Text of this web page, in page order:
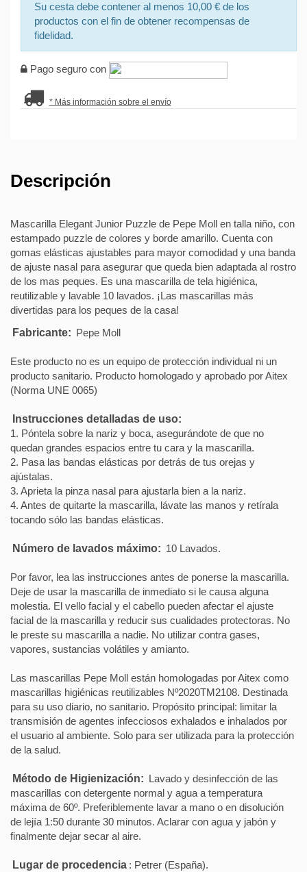
Su cesta debe contener al menos 10,00 € de los
productos con el fin de obtener recompensas de
fidelidad.
Pago seguro con
* Más información sobre el envío
Descripción
Mascarilla Elegant Junior Puzzle de Pepe Moll en talla niño, con
estampado puzzle de colores y borde amarillo. Cuenta con
gomas elásticas ajustables para mayor comodidad y una banda
de ajuste nasal para asegurar que queda bien adaptada al rostro
de los mas peques. Es una mascarilla de tela higiénica,
reutilizable y lavable 10 lavados. ¡Las mascarillas más
divertidas para los peques de la casa!
Fabricante: Pepe Moll
Este producto no es un equipo de protección individual ni un
producto sanitario. Producto homologado y aprobado por Aitex
(Norma UNE 0065)
Instrucciones detalladas de uso:
1. Póntela sobre la nariz y boca, asegurándote de que no
quedan grandes espacios entre tu cara y la mascarilla.
2. Pasa las bandas elásticas por detrás de tus orejas y
ajústalas.
3. Aprieta la pinza nasal para ajustarla bien a la nariz.
4. Antes de quitarte la mascarilla, lávate las manos y retírala
tocando sólo las bandas elásticas.
Número de lavados máximo: 10 Lavados.
Por favor, lea las instrucciones antes de ponerse la mascarilla.
Deje de usar la mascarilla de inmediato si le causa alguna
molestia. El vello facial y el cabello pueden afectar el ajuste
facial de la mascarilla y reducir sus cualidades protectoras. No
le preste su mascarilla a nadie. No utilizar contra gases,
vapores, sustancias volátiles y amianto.
Las mascarillas Pepe Moll están homologadas por Aitex como
mascarillas higiénicas reutilizables Nº2020TM2108. Destinada
para su uso diario, no sanitario. Propósito principal: limitar la
transmisión de agentes infecciosos exhalados e inhalados por
el usuario al ambiente. Solo para ser utilizada para la protección
de la salud.
Método de Higienización: Lavado y desinfección de las
mascarillas con detergente normal y agua a temperatura
máxima de 60º. Preferiblemente lavar a mano o en disolución
de lejía 1:50 durante 30 minutos. Aclarar con agua y jabón y
finalmente dejar secar al aire.
Lugar de procedencia : Petrer (España).